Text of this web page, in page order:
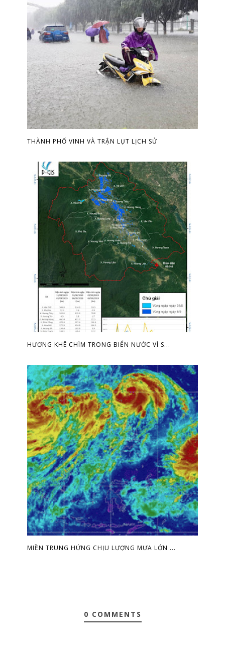
THÀNH PHỐ VINH VÀ TRẬN LỤT LỊCH SỬ
HƯƠNG KHÊ CHÌM TRONG BIỂN NƯỚC VÌ S...
MIỀN TRUNG HỨNG CHỊU LƯỢNG MƯA LỚN ...
0 COMMENTS